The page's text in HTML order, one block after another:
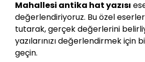
Mahallesi antika hat yazısı
değerlendiriyoruz. Bu özel
tutarak, gerçek değerlerini
yazılarınızı değerlendirmek için
geçin.